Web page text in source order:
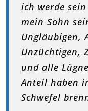
ich werde
mein Sohn
Ungläubigen,
Unzüchtigen,
und alle
Anteil haben
Schwefel